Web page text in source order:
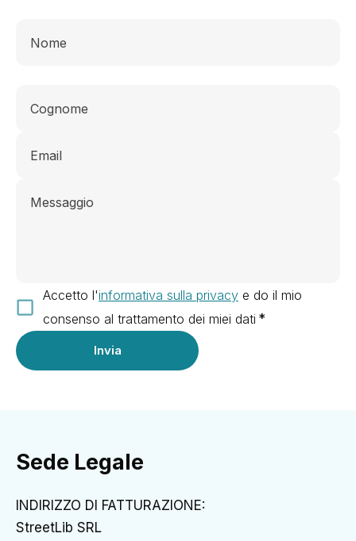
Accetto l'informativa sulla privacy e do il mio
consenso al trattamento dei miei dati *
Invia
Sede Legale
INDIRIZZO DI FATTURAZIONE:
StreetLib SRL